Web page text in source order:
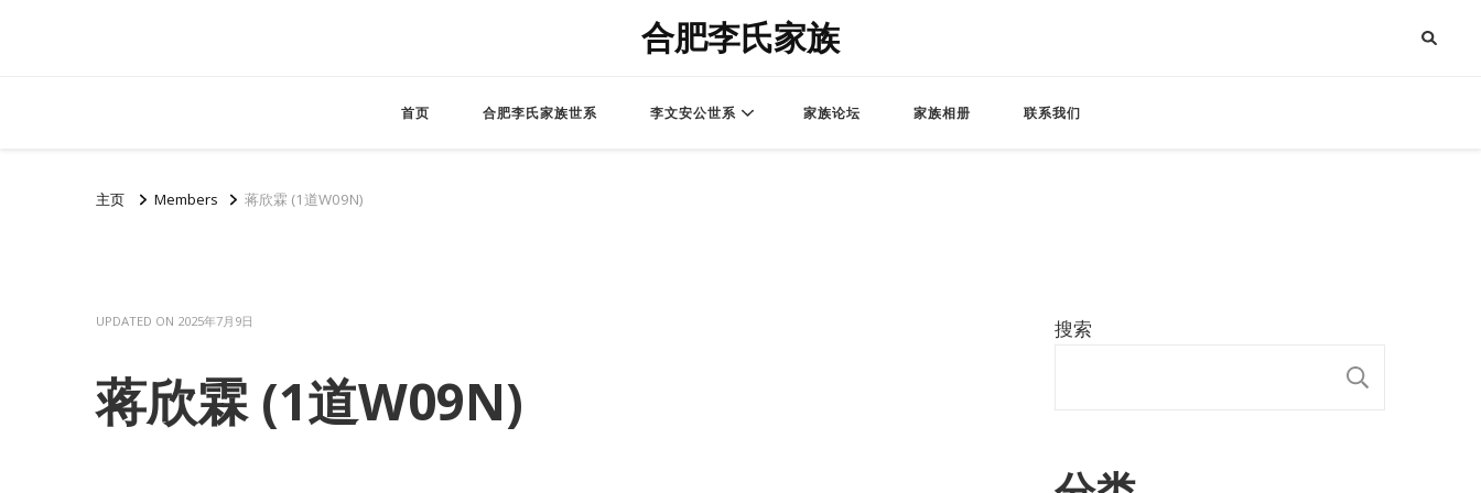
合肥李氏家族
首页 合肥李氏家族世系 李文安公世系 家族论坛 家族相册 联系我们
主页 Members 蒋欣霖 (1道W09N)
UPDATED ON 2025年7月9日
蒋欣霖 (1道W09N)
搜索